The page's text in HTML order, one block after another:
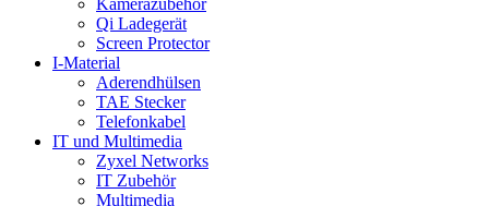
Qi Ladegerät
Screen Protector
I-Material
Aderendhülsen
TAE Stecker
Telefonkabel
IT und Multimedia
Zyxel Networks
IT Zubehör
Multimedia